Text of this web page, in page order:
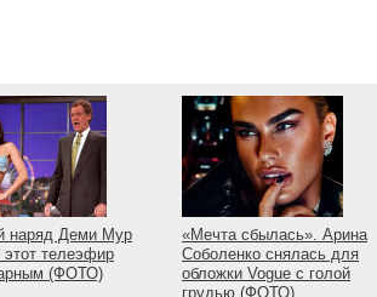
наряд Деми Мур
телеэфир
(ФОТО)
«Мечта сбылась». Арина
Соболенко снялась для
обложки Vogue с голой
грудью (ФОТО)